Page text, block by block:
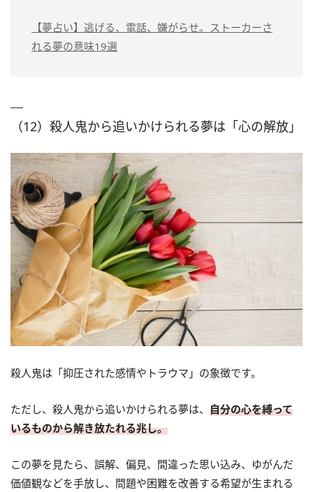
【夢占い】逃げる、電話、嫌がらせ。ストーカーさ
れる夢の意味19選
（12）殺人鬼から追いかけられる夢は「心の解放」
殺人鬼は「抑圧された感情やトラウマ」の象徴です。
ただし、殺人鬼から追いかけられる夢は、 自分の心を縛って
いるものから解き放たれる兆し。
この夢を見たら、誤解、偏見、間違った思い込み、ゆがんだ
価値観などを手放し、問題や困難を改善する希望が生まれる